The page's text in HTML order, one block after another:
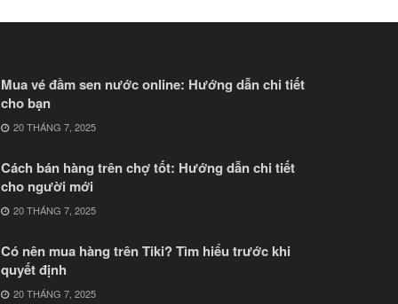
Mua vé đầm sen nước online: Hướng dẫn chi tiết
cho bạn
20 THÁNG 7, 2025
Cách bán hàng trên chợ tốt: Hướng dẫn chi tiết
cho người mới
20 THÁNG 7, 2025
Có nên mua hàng trên Tiki? Tìm hiểu trước khi
quyết định
20 THÁNG 7, 2025